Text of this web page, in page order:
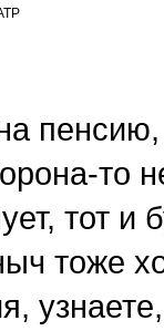
то
тот
тоже